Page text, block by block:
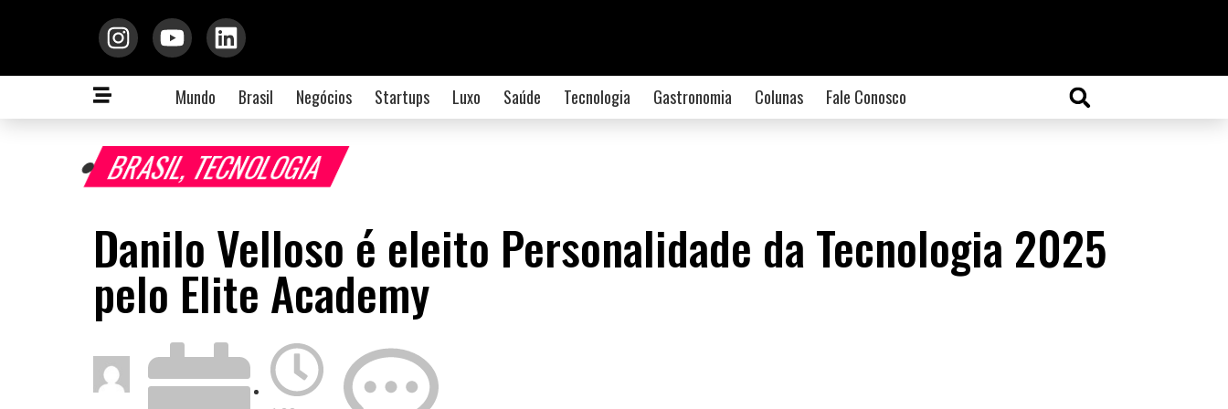
Mundo Brasil Negócios Startups Luxo Saúde Tecnologia Gastronomia Colunas Fale Conosco
BRASIL
,TECNOLOGIA
Danilo Velloso é eleito Personalidade da Tecnologia 2025
pelo Elite Academy